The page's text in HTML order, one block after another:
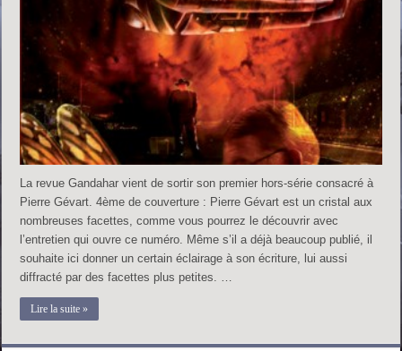
La revue Gandahar vient de sortir son premier hors-série consacré à
Pierre Gévart. 4ème de couverture : Pierre Gévart est un cristal aux
nombreuses facettes, comme vous pourrez le découvrir avec
l’entretien qui ouvre ce numéro. Même s’il a déjà beaucoup publié, il
souhaite ici donner un certain éclairage à son écriture, lui aussi
diffracté par des facettes plus petites. …
Lire la suite »